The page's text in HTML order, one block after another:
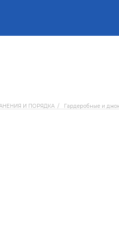
И ПОРЯДКА / Гардеробные и